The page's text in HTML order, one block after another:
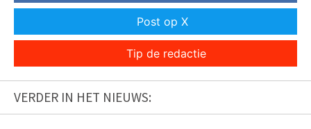
Post op X
Tip de redactie
VERDER IN HET NIEUWS: